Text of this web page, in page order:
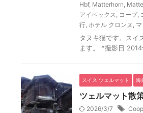
Hbf, Matterhorn,
アイベックス, コープ,
行, ホテル クロンヌ ,
タヌキ猫です。スイ
ます。 *撮影日
スイス ツェルマット 海
ツェルマット散
2026/3/7 Coop